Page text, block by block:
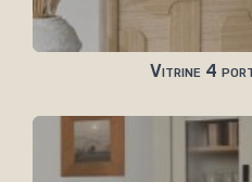
Vitrine 4